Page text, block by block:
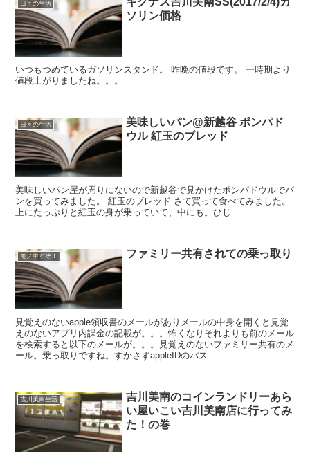
日々の生活
ソリン価格
いつもつめているガソリンスタンド。 昨晩の値段です。 一時期より
値段上がりましたね。。。
日々の生活
美味しいパン@新越谷 ポンパド
ウル 紅玉のブレッド
美味しいパン屋が周りにないので新越谷で見かけたポンパドウルでパ
ンを買ってみました。 紅玉のブレッド さて買って食べてみました。
上にたっぷりと紅玉の身が乗っていて、中にも。ひじ...
モノ申すぞ！ ファミリー共有されての乗っ取り
見覚えのないapple領収書のメールがありメールの中身を開くと見覚
えのないアプリ内課金の記載が。。。怖くなりそれよりも前のメール
を検索すると以下のメールが。。。見覚えのないファミリー共有のメ
ール。乗っ取りですね。すかさずappleIDのパス...
吉川美南生活
吉川美南のコインランドリーあら
い屋いこい吉川美南店に行ってみ
た！の巻